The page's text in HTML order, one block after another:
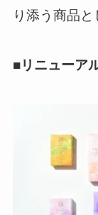
り添う商品と
■リニューア